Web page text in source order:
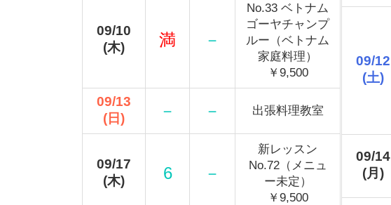
09/10
(木)
満 －
No.33 ベトナム
ゴーヤチャンプ
ルー（ベトナム
家庭料理）
￥9,500
09/13
(日)
－ － 出張料理教室
09/17
(木)
6 －
新レッスン
No.72（メニュ
ー未定）
￥9,500
09/12
(土)
09/14
(月)